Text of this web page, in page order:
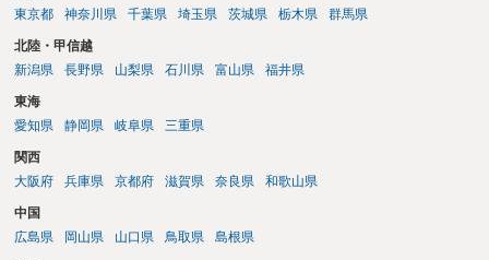
東京都
神奈川県 千葉県 埼玉県 茨城県 栃木県 群馬県
北陸・甲信越
新潟県
長野県 山梨県 石川県 富山県 福井県
東海
愛知県
静岡県 岐阜県 三重県
関西
大阪府
兵庫県 京都府 滋賀県 奈良県 和歌山県
中国
広島県
岡山県 山口県 鳥取県 島根県